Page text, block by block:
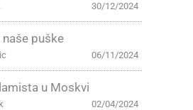
30/12/2024
puške
06/11/2024
u Moskvi
02/04/2024